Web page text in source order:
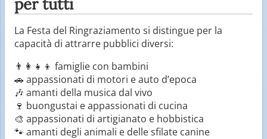
La Festa del Ringraziamento si distingue per la
capacità di attrarre pubblici diversi:
👨‍👩‍👧‍👦 famiglie con bambini
🚗 appassionati di motori e auto d’epoca
🎶 amanti della musica dal vivo
🍷 buongustai e appassionati di cucina
🎨 appassionati di artigianato e hobbistica
🐾 amanti degli animali e delle sfilate canine